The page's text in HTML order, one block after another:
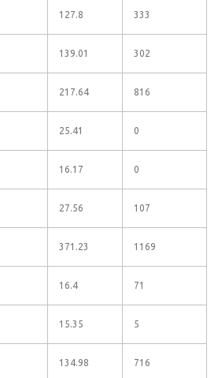
127.8 333
139.01 302
217.64 816
25.41 0
16.17 0
27.56 107
371.23 1169
16.4 71
15.35 5
134.98 716